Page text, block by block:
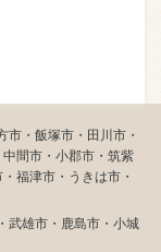
・飯塚市・田川市・
間市・小郡市・筑紫
福津市・うきは市・
武雄市・鹿島市・小城